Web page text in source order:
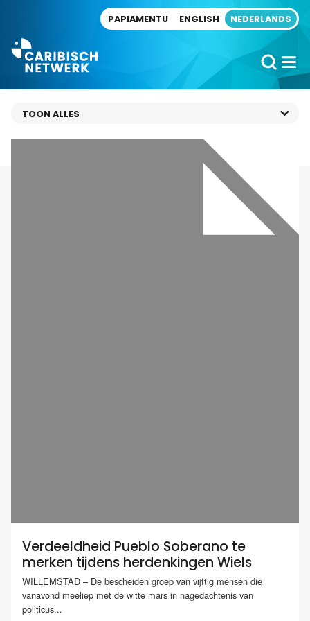
PAPIAMENTU ENGLISH NEDERLANDS
Verdeeldheid Pueblo Soberano te
merken tijdens herdenkingen Wiels
WILLEMSTAD – De bescheiden groep van vijftig mensen die
vanavond meeliep met de witte mars in nagedachtenis van
politicus...